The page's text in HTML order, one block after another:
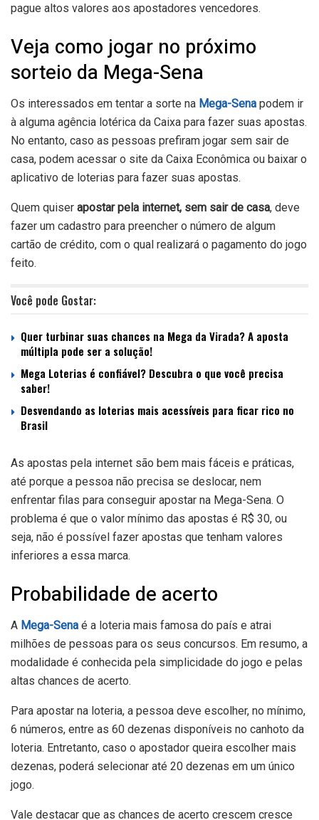
pague altos valores aos apostadores vencedores.
Veja como jogar no próximo
sorteio da Mega-Sena
Os interessados em tentar a sorte na Mega-Sena podem ir
à alguma agência lotérica da Caixa para fazer suas apostas.
No entanto, caso as pessoas prefiram jogar sem sair de
casa, podem acessar o site da Caixa Econômica ou baixar o
aplicativo de loterias para fazer suas apostas.
Quem quiser apostar pela internet, sem sair de casa, deve
fazer um cadastro para preencher o número de algum
cartão de crédito, com o qual realizará o pagamento do jogo
feito.
Você pode Gostar:
Quer turbinar suas chances na Mega da Virada? A aposta
múltipla pode ser a solução!
Mega Loterias é confiável? Descubra o que você precisa
saber!
Desvendando as loterias mais acessíveis para ficar rico no
Brasil
As apostas pela internet são bem mais fáceis e práticas,
até porque a pessoa não precisa se deslocar, nem
enfrentar filas para conseguir apostar na Mega-Sena. O
problema é que o valor mínimo das apostas é R$ 30, ou
seja, não é possível fazer apostas que tenham valores
inferiores a essa marca.
Probabilidade de acerto
A Mega-Sena é a loteria mais famosa do país e atrai
milhões de pessoas para os seus concursos. Em resumo, a
modalidade é conhecida pela simplicidade do jogo e pelas
altas chances de acerto.
Para apostar na loteria, a pessoa deve escolher, no mínimo,
6 números, entre as 60 dezenas disponíveis no canhoto da
loteria. Entretanto, caso o apostador queira escolher mais
dezenas, poderá selecionar até 20 dezenas em um único
jogo.
Vale destacar que as chances de acerto crescem cresce